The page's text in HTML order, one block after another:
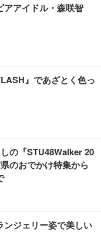
(ホワイト)
スクチェア 肘なし メ
ト付き 腰サポート ガ
ャスター付き コンパク
】GRAPHT THE S
Essential ゲーミン
FHD 量子ドット 残
ツ 超厚型 お徳用 レギ
限定】
アアイドル・森咲智
』であざとく色っ
の『STU48Walker 20
のおでかけ特集から
ジェリー姿で美しい